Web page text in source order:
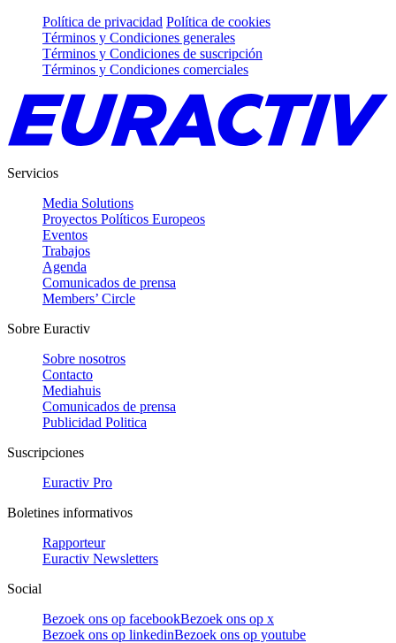
Política de privacidad Política de cookies
Términos y Condiciones generales
Términos y Condiciones de suscripción
Términos y Condiciones comerciales
Servicios
Media Solutions
Proyectos Políticos Europeos
Eventos
Trabajos
Agenda
Comunicados de prensa
Members’ Circle
Sobre Euractiv
Sobre nosotros
Contacto
Mediahuis
Comunicados de prensa
Publicidad Politica
Suscripciones
Euractiv Pro
Boletines informativos
Rapporteur
Euractiv Newsletters
Social
Bezoek ons op facebookBezoek ons op x
Bezoek ons op linkedinBezoek ons op youtube